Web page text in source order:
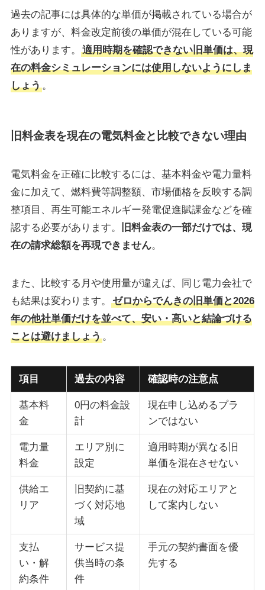
過去の記事には具体的な単価が掲載されている場合が
ありますが、料金改定前後の単価が混在している可能
性があります。
適用時期を確認できない旧単価は、現
在の料金シミュレーションには使用しないようにしま
しょう。
旧料金表を現在の電気料金と比較できない理由
電気料金を正確に比較するには、基本料金や電力量料
金に加えて、燃料費等調整額、市場価格を反映する調
整項目、再生可能エネルギー発電促進賦課金などを確
認する必要があります。
旧料金表の一部だけでは、現
在の請求総額を再現できません。
また、比較する月や使用量が違えば、同じ電力会社で
も結果は変わります。
ゼロからでんきの旧単価と2026
年の他社単価だけを並べて、安い・高いと結論づける
ことは避けましょう。
項目 過去の内容 確認時の注意点
基本料
金
0円の料金設
計
現在申し込めるプラ
ンではない
電力量
料金
エリア別に
設定
適用時期が異なる旧
単価を混在させない
供給エ
リア
旧契約に基
づく対応地
域
現在の対応エリアと
して案内しない
支払
い・解
約条件
サービス提
供当時の条
件
手元の契約書面を優
先する